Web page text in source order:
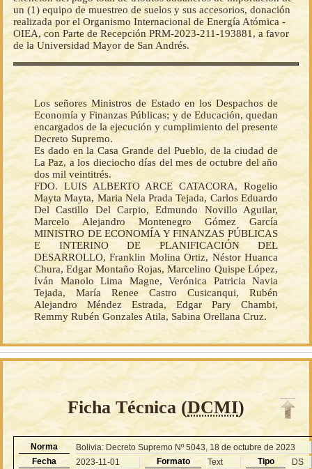
un (1) equipo de muestreo de suelos y sus accesorios, donación
realizada por el Organismo Internacional de Energía Atómica -
OIEA, con Parte de Recepción PRM-2023-211-193881, a favor
de la Universidad Mayor de San Andrés.
Los señores Ministros de Estado en los Despachos de
Economía y Finanzas Públicas; y de Educación, quedan
encargados de la ejecución y cumplimiento del presente
Decreto Supremo.
Es dado en la Casa Grande del Pueblo, de la ciudad de
La Paz, a los dieciocho días del mes de octubre del año
dos mil veintitrés.
FDO. LUIS ALBERTO ARCE CATACORA, Rogelio
Mayta Mayta, Maria Nela Prada Tejada, Carlos Eduardo
Del Castillo Del Carpio, Edmundo Novillo Aguilar,
Marcelo Alejandro Montenegro Gómez García
MINISTRO DE ECONOMÍA Y FINANZAS PÚBLICAS
E INTERINO DE PLANIFICACIÓN DEL
DESARROLLO, Franklin Molina Ortiz, Néstor Huanca
Chura, Edgar Montaño Rojas, Marcelino Quispe López,
Iván Manolo Lima Magne, Verónica Patricia Navia
Tejada, María Renee Castro Cusicanqui, Rubén
Alejandro Méndez Estrada, Edgar Pary Chambi,
Remmy Rubén Gonzales Atila, Sabina Orellana Cruz.
Ficha Técnica (DCMI)
Norma
Bolivia: Decreto Supremo Nº 5043, 18 de octubre de 2023
Fecha
2023-11-01 Formato Text Tipo
DS